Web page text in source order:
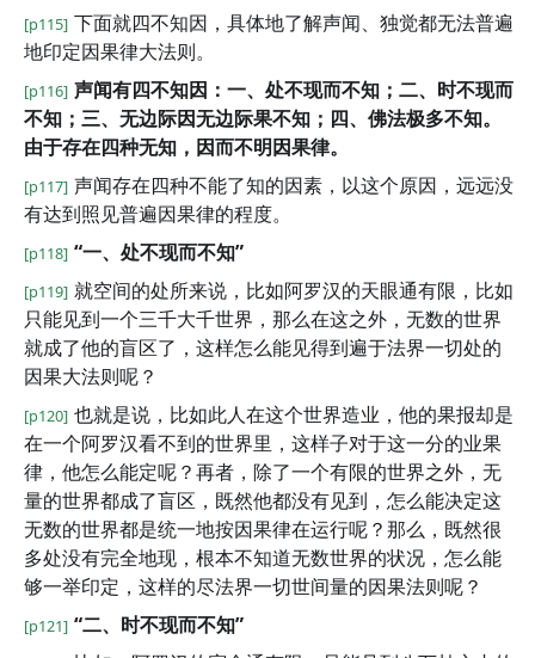
[p115] 下面就四不知因，具体地了解声闻、独觉都无法普遍
地印定因果律大法则。
[p116] 声闻有四不知因：一、处不现而不知；二、时不现而
不知；三、无边际因无边际果不知；四、佛法极多不知。
由于存在四种无知，因而不明因果律。
[p117] 声闻存在四种不能了知的因素，以这个原因，远远没
有达到照见普遍因果律的程度。
[p118] “一、处不现而不知”
[p119] 就空间的处所来说，比如阿罗汉的天眼通有限，比如
只能见到一个三千大千世界，那么在这之外，无数的世界
就成了他的盲区了，这样怎么能见得到遍于法界一切处的
因果大法则呢？
[p120] 也就是说，比如此人在这个世界造业，他的果报却是
在一个阿罗汉看不到的世界里，这样子对于这一分的业果
律，他怎么能定呢？再者，除了一个有限的世界之外，无
量的世界都成了盲区，既然他都没有见到，怎么能决定这
无数的世界都是统一地按因果律在运行呢？那么，既然很
多处没有完全地现，根本不知道无数世界的状况，怎么能
够一举印定，这样的尽法界一切世间量的因果法则呢？
[p121] “二、时不现而不知”